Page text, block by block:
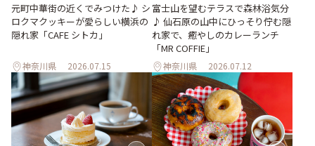
元町中華街の近くでみつけた♪ シ
ロクマクッキーが愛らしい横浜の
隠れ家「CAFE シトカ」
神奈川県 2026.07.15
富士山を望むテラスで森林浴気分
♪ 仙石原の山中にひっそり佇む隠
れ家で、癒やしのカレーランチ
「MR COFFIE」
神奈川県 2026.07.12